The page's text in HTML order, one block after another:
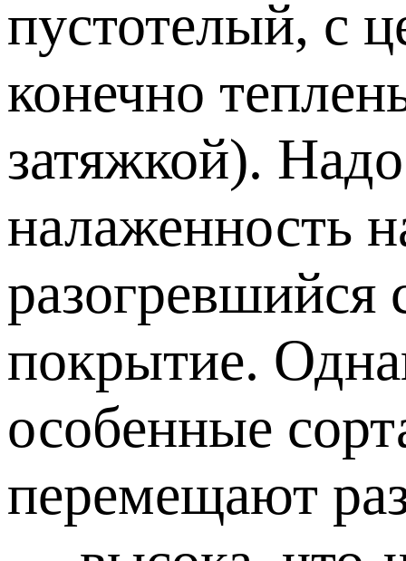
пустотелый, с
конечно
затяжкой).
налаженность
разогревшийся
покрытие.
особенные
перемещают